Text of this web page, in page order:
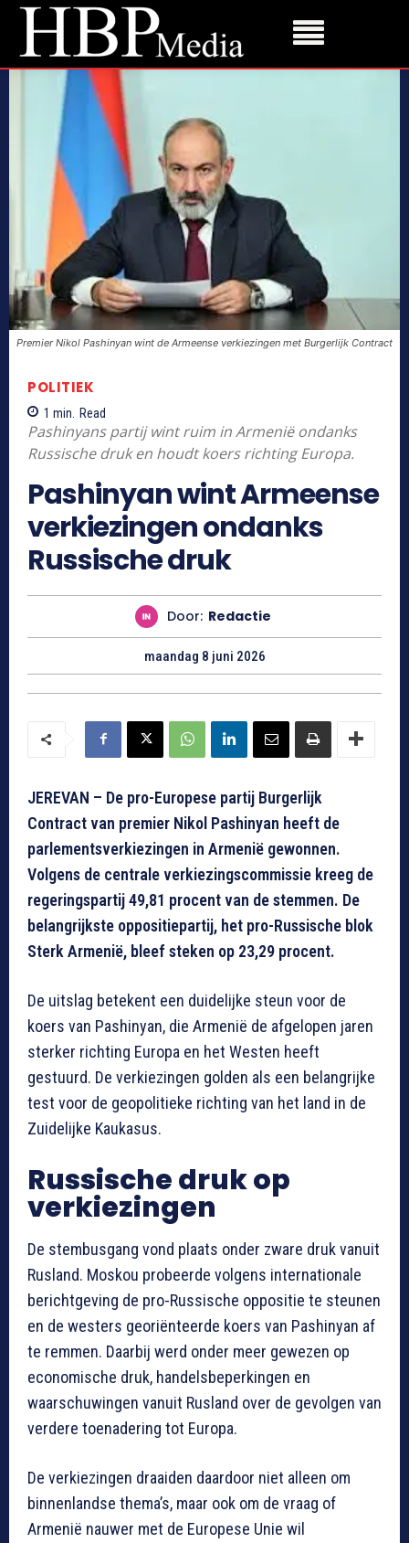
Premier Nikol Pashinyan wint de Armeense verkiezingen met Burgerlijk Contract
POLITIEK
1 min. Read
Pashinyans partij wint ruim in Armenië ondanks
Russische druk en houdt koers richting Europa.
Pashinyan wint Armeense
verkiezingen ondanks
Russische druk
Door: Redactie
maandag 8 juni 2026
JEREVAN – De pro-Europese partij Burgerlijk
Contract van premier Nikol Pashinyan heeft de
parlementsverkiezingen in Armenië gewonnen.
Volgens de centrale verkiezingscommissie kreeg de
regeringspartij 49,81 procent van de stemmen. De
belangrijkste oppositiepartij, het pro-Russische blok
Sterk Armenië, bleef steken op 23,29 procent.
De uitslag betekent een duidelijke steun voor de
koers van Pashinyan, die Armenië de afgelopen jaren
sterker richting Europa en het Westen heeft
gestuurd. De verkiezingen golden als een belangrijke
test voor de geopolitieke richting van het land in de
Zuidelijke Kaukasus.
Russische druk op
verkiezingen
De stembusgang vond plaats onder zware druk vanuit
Rusland. Moskou probeerde volgens internationale
berichtgeving de pro-Russische oppositie te steunen
en de westers georiënteerde koers van Pashinyan af
te remmen. Daarbij werd onder meer gewezen op
economische druk, handelsbeperkingen en
waarschuwingen vanuit Rusland over de gevolgen van
verdere toenadering tot Europa.
De verkiezingen draaiden daardoor niet alleen om
binnenlandse thema’s, maar ook om de vraag of
Armenië nauwer met de Europese Unie wil